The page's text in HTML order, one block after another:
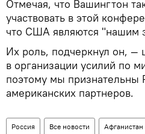
Отмечая, что Вашингтон
участвовать в этой
что США являются "нашим
Их роль, подчеркнул он, —
в организации усилий по
поэтому мы признательны
американских партнеров.
Россия Все новости Афганистан